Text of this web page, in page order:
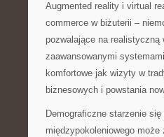
Augmented reality i virtual
commerce w biżuterii –
pozwalające na realistyczną
zaawansowanymi
komfortowe jak wizyty w
biznesowych i powstania
Demograficzne starzenie
międzypokoleniowego